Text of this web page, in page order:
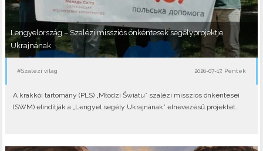
Lengyelország – Szalézi missziós önkéntesek segélyprojektje
Ukrajnának
#Szalézi világ 2026-07-17, Péntek
A krakkói tartomány (PLS) „Młodzi Światu” szalézi missziós önkéntesei
(SWM) elindítják a „Lengyel segély Ukrajnának” elnevezésű projektet.